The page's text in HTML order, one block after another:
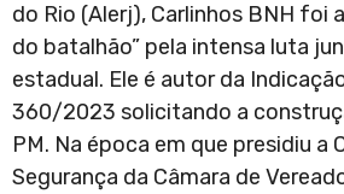
do Rio (Alerj), Carlinhos BNH foi
do batalhão” pela intensa luta
estadual. Ele é autor da
360/2023 solicitando a
PM. Na época em que presidiu a
Segurança da Câmara de